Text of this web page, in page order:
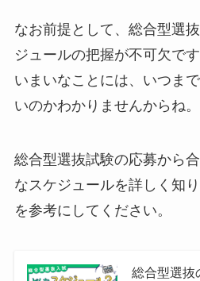
なお前提として、総合型選
ジュールの把握が不可欠で
いまいなことには、いつま
いのかわかりませんからね。
総合型選抜試験の応募から
なスケジュールを詳しく知
を参考にしてください。
総合型選抜